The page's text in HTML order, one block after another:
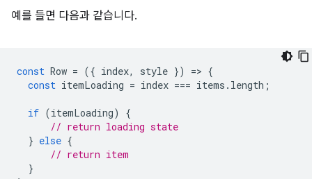
예를 들면 다음과 같습니다.
const Row = ({ index, style }) => {
const itemLoading = index === items . length ;
if (itemLoading)
{
// return loading state
} else {
// return item
}